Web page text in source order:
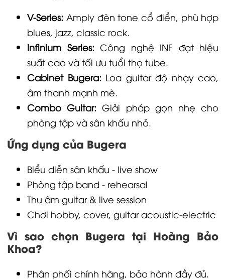
V-Series: Amply đèn tone cổ điển, phù hợp
blues, jazz, classic rock.
Infinium Series: Công nghệ INF đạt hiệu
suất cao và tối ưu tuổi thọ tube.
Cabinet Bugera: Loa guitar độ nhạy cao,
âm thanh mạnh mẽ.
Combo Guitar: Giải pháp gọn nhẹ cho
phòng tập và sân khấu nhỏ.
Ứng dụng của Bugera
Biểu diễn sân khấu - live show
Phòng tập band - rehearsal
Thu âm guitar & live session
Chơi hobby, cover, guitar acoustic-electric
Vì sao chọn Bugera tại Hoàng Bảo
Khoa?
Phân phối chính hãng, bảo hành đầy đủ.